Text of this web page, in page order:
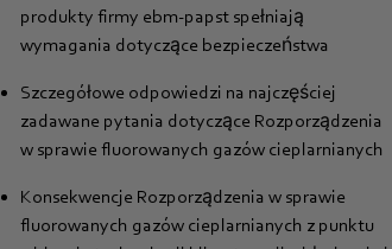
produkty firmy ebm-papst spełniają
wymagania dotyczące bezpieczeństwa
Szczegółowe odpowiedzi na najczęściej
zadawane pytania dotyczące Rozporządzenia
w sprawie fluorowanych gazów cieplarnianych
Konsekwencje Rozporządzenia w sprawie
fluorowanych gazów cieplarnianych z punktu